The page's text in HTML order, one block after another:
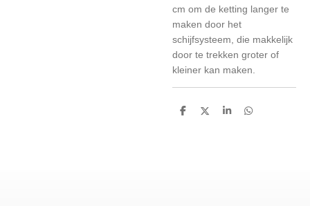
cm om de ketting langer te
maken door het
schijfsysteem, die makkelijk
door te trekken groter of
kleiner kan maken.
D
D
S
D